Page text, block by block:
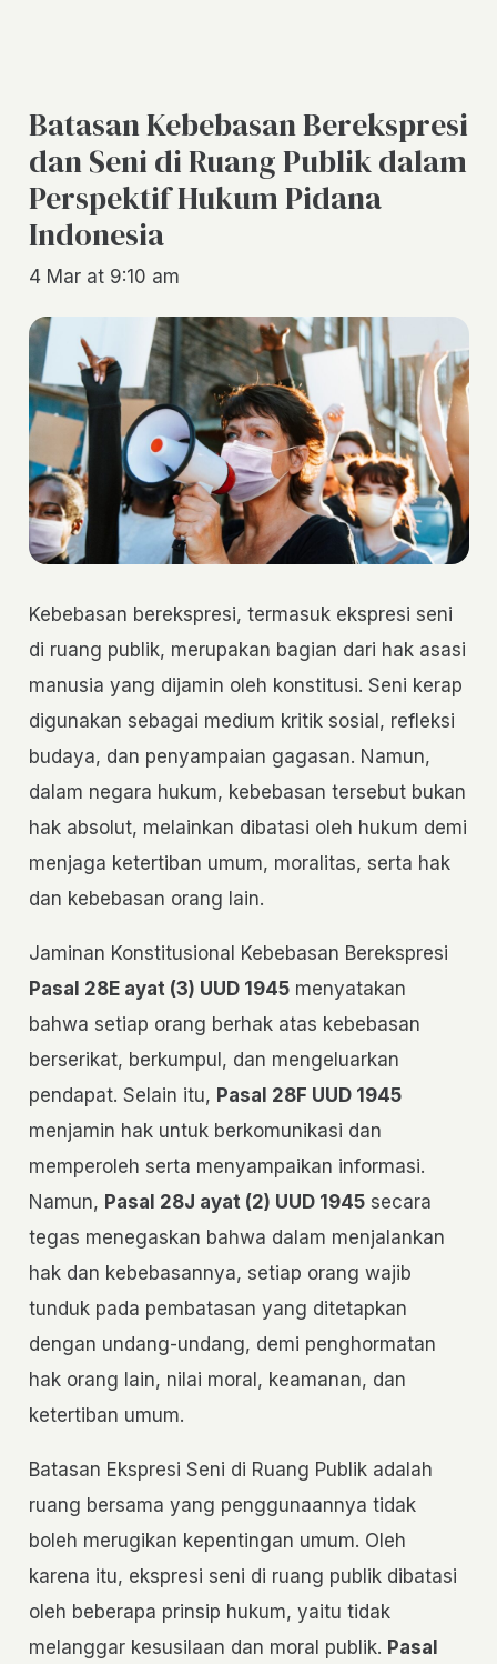
Batasan Kebebasan Berekspresi
dan Seni di Ruang Publik dalam
Perspektif Hukum Pidana
Indonesia
4 Mar at 9:10 am
Kebebasan berekspresi, termasuk ekspresi seni
di ruang publik, merupakan bagian dari hak asasi
manusia yang dijamin oleh konstitusi. Seni kerap
digunakan sebagai medium kritik sosial, refleksi
budaya, dan penyampaian gagasan. Namun,
dalam negara hukum, kebebasan tersebut bukan
hak absolut, melainkan dibatasi oleh hukum demi
menjaga ketertiban umum, moralitas, serta hak
dan kebebasan orang lain.
Jaminan Konstitusional Kebebasan Berekspresi
Pasal 28E ayat (3) UUD 1945menyatakan
bahwa setiap orang berhak atas kebebasan
berserikat, berkumpul, dan mengeluarkan
pendapat. Selain itu, Pasal 28F UUD 1945
menjamin hak untuk berkomunikasi dan
memperoleh serta menyampaikan informasi.
Namun, Pasal 28J ayat (2) UUD 1945secara
tegas menegaskan bahwa dalam menjalankan
hak dan kebebasannya, setiap orang wajib
tunduk pada pembatasan yang ditetapkan
dengan undang-undang, demi penghormatan
hak orang lain, nilai moral, keamanan, dan
ketertiban umum.
Batasan Ekspresi Seni di Ruang Publik adalah
ruang bersama yang penggunaannya tidak
boleh merugikan kepentingan umum. Oleh
karena itu, ekspresi seni di ruang publik dibatasi
oleh beberapa prinsip hukum, yaitu tidak
melanggar kesusilaan dan moral publik. Pasal